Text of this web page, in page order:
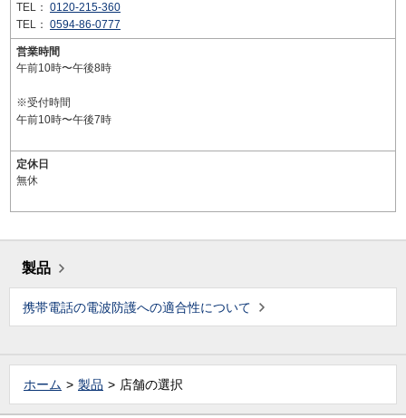
TEL： 0120-215-360
TEL： 0594-86-0777
営業時間
午前10時〜午後8時
※受付時間
午前10時〜午後7時
定休日
無休
製品
携帯電話の電波防護への適合性について
ホーム 製品 店舗の選択